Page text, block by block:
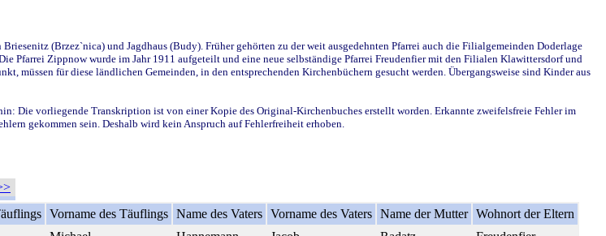
(Brzez`nica) und Jagdhaus (Budy). Früher gehörten zu der weit ausgedehnten Pfarrei auch die Filialgemeinden Doderlage
Pfarrei Zippnow wurde im Jahr 1911 aufgeteilt und eine neue selbständige Pfarrei Freudenfier mit den Filialen Klawittersdorf und
für diese ländlichen Gemeinden, in den entsprechenden Kirchenbüchern gesucht werden. Übergangsweise sind Kinder aus
Die vorliegende Transkription ist von einer Kopie des Original-Kirchenbuches erstellt worden. Erkannte zweifelsfreie Fehler im
gekommen sein. Deshalb wird kein Anspruch auf Fehlerfreiheit erhoben.
Vorname des Täuflings Name des Vaters Vorname des Vaters Name der Mutter Wohnort der Eltern